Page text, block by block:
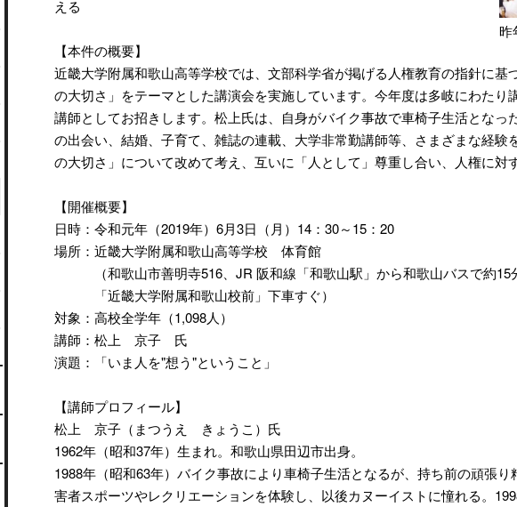
昨
える
【本件の概要】
近畿大学附属和歌山高等学校では、文部科学省が掲げる人権教育の指針に
の大切さ」をテーマとした講演会を実施しています。今年度は多岐にわた
講師としてお招きします。松上氏は、自身がバイク事故で車椅子生活とな
の出会い、結婚、子育て、雑誌の連載、大学非常勤講師等、さまざまな経
の大切さ」について改めて考え、互いに「人として」尊重し合い、人権に対
【開催概要】
日時：令和元年（2019年）6月3日（月）14：30～15：20
場所：近畿大学附属和歌山高等学校 体育館
（和歌山市善明寺516、JR 阪和線「和歌山駅」から和歌山バスで約15
「近畿大学附属和歌山校前」下車すぐ）
対象：高校全学年（1,098人）
講師：松上 京子 氏
演題：「いま人を"想う"ということ」
【講師プロフィール】
松上 京子（まつうえ きょうこ）氏
1962年（昭和37年）生まれ。和歌山県田辺市出身。
1988年（昭和63年）バイク事故により車椅子生活となるが、持ち前の頑張
害者スポーツやレクリエーションを体験し、以後カヌーイストに憧れる。